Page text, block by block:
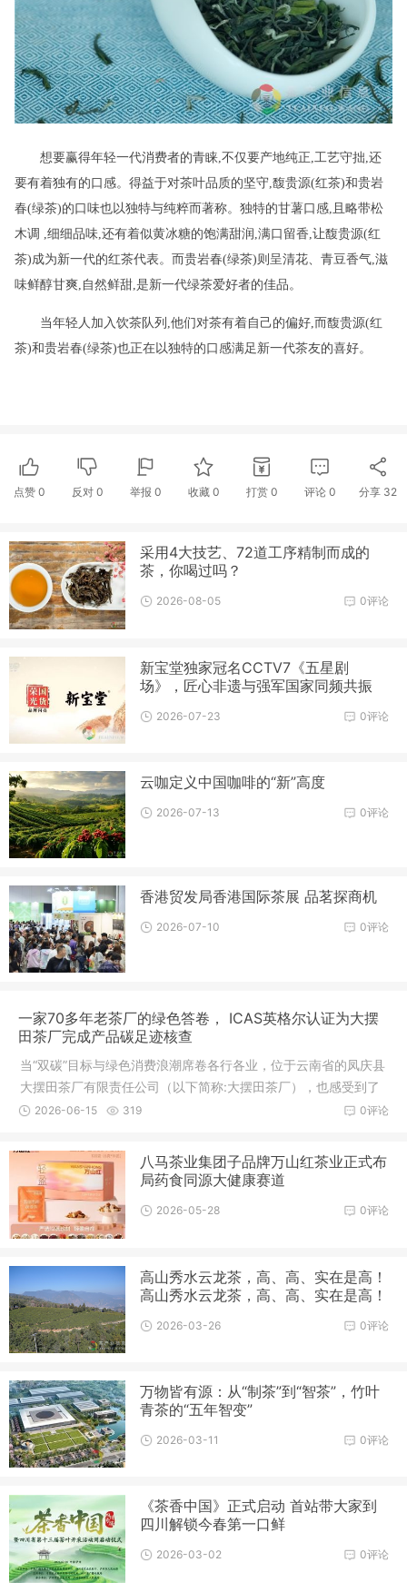
想要赢得年轻一代消费者的青睐,不仅要产地纯正,工艺守拙,还
要有着独有的口感。得益于对茶叶品质的坚守,馥贵源(红茶)和贵岩
春(绿茶)的口味也以独特与纯粹而著称。独特的甘薯口感,且略带松
木调 ,细细品味,还有着似黄冰糖的饱满甜润,满口留香,让馥贵源(红
茶)成为新一代的红茶代表。而贵岩春(绿茶)则呈清花、青豆香气,滋
味鲜醇甘爽,自然鲜甜,是新一代绿茶爱好者的佳品。
当年轻人加入饮茶队列,他们对茶有着自己的偏好,而馥贵源(红
茶)和贵岩春(绿茶)也正在以独特的口感满足新一代茶友的喜好。
点赞 0 反对 0 举报 0 收藏 0 打赏 0 评论 0 分享 32
采用4大技艺、72道工序精制而成的
茶，你喝过吗？
0评论
2026-08-05
新宝堂独家冠名CCTV7《五星剧
场》，匠心非遗与强军国家同频共振
0评论
2026-07-23
云咖定义中国咖啡的“新”高度
0评论
2026-07-13
香港贸发局香港国际茶展 品茗探商机
0评论
2026-07-10
一家70多年老茶厂的绿色答卷， ICAS英格尔认证为大摆
田茶厂完成产品碳足迹核查
当“双碳”目标与绿色消费浪潮席卷各行各业，位于云南省的凤庆县
大摆田茶厂有限责任公司（以下简称:大摆田茶厂），也感受到了
这
0评论
2026-06-15 319
八马茶业集团子品牌万山红茶业正式布
局药食同源大健康赛道
0评论
2026-05-28
高山秀水云龙茶，高、高、实在是高！
高山秀水云龙茶，高、高、实在是高！
0评论
2026-03-26
万物皆有源：从“制茶”到“智茶”，竹叶
青茶的“五年智变”
0评论
2026-03-11
《茶香中国》正式启动 首站带大家到
四川解锁今春第一口鲜
0评论
2026-03-02